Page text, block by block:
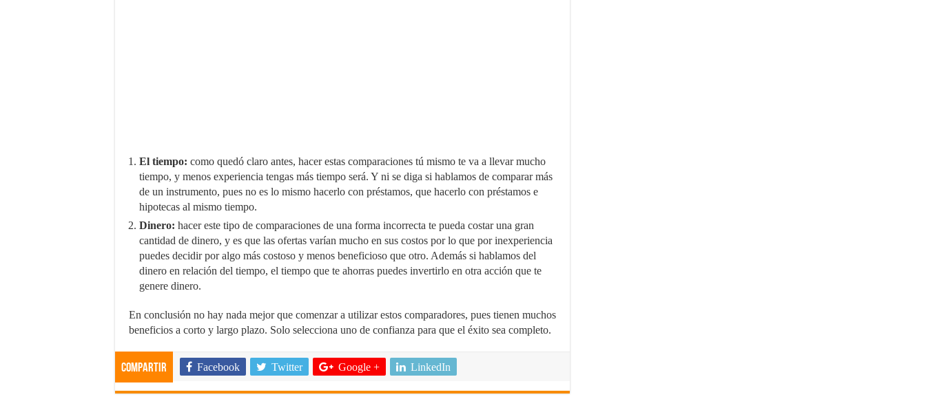
El tiempo: como quedó claro antes, hacer estas comparaciones tú mismo te va a llevar mucho
tiempo, y menos experiencia tengas más tiempo será. Y ni se diga si hablamos de comparar más
de un instrumento, pues no es lo mismo hacerlo con préstamos, que hacerlo con préstamos e
hipotecas al mismo tiempo.
Dinero: hacer este tipo de comparaciones de una forma incorrecta te pueda costar una gran
cantidad de dinero, y es que las ofertas varían mucho en sus costos por lo que por inexperiencia
puedes decidir por algo más costoso y menos beneficioso que otro. Además si hablamos del
dinero en relación del tiempo, el tiempo que te ahorras puedes invertirlo en otra acción que te
genere dinero.
En conclusión no hay nada mejor que comenzar a utilizar estos comparadores, pues tienen muchos
beneficios a corto y largo plazo. Solo selecciona uno de confianza para que el éxito sea completo.
Compartir Facebook Twitter Google + LinkedIn